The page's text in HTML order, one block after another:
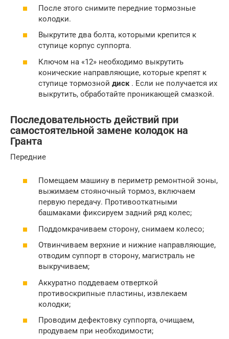
После этого снимите передние тормозные
колодки.
Выкрутите два болта, которыми крепится к
ступице корпус суппорта.
Ключом на «12» необходимо выкрутить
конические направляющие, которые крепят к
ступице тормозной диск. Если не получается их
выкрутить, обработайте проникающей смазкой.
Последовательность действий при
самостоятельной замене колодок на
Гранта
Передние
Помещаем машину в периметр ремонтной зоны,
выжимаем стояночный тормоз, включаем
первую передачу. Противооткатными
башмаками фиксируем задний ряд колес;
Поддомкрачиваем сторону, снимаем колесо;
Отвинчиваем верхние и нижние направляющие,
отводим суппорт в сторону, магистраль не
выкручиваем;
Аккуратно поддеваем отверткой
противоскрипные пластины, извлекаем
колодки;
Проводим дефектовку суппорта, очищаем,
продуваем при необходимости;